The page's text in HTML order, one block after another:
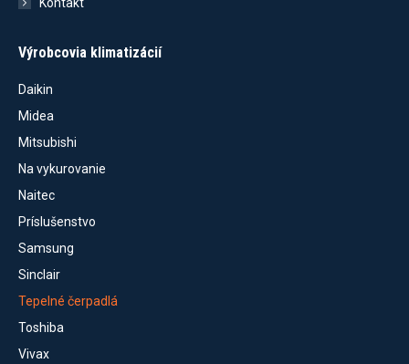
Výrobcovia klimatizácií
Daikin
Midea
Mitsubishi
Na vykurovanie
Naitec
Príslušenstvo
Samsung
Sinclair
Tepelné čerpadlá
Toshiba
Vivax